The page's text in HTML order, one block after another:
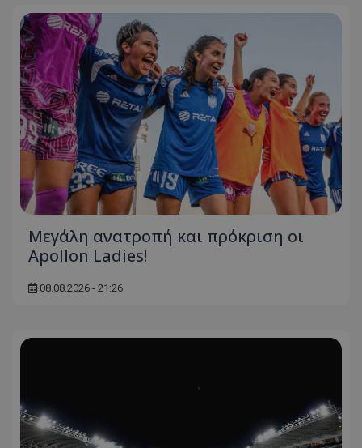
Μεγάλη ανατροπή και πρόκριση οι
Apollon Ladies!
08.08.2026 - 21:26